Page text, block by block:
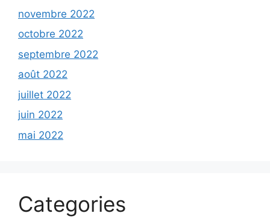
novembre 2022
octobre 2022
septembre 2022
août 2022
juillet 2022
juin 2022
mai 2022
Categories